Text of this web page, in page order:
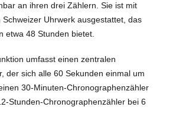
an ihren drei Zählern. Sie ist mit
Uhrwerk ausgestattet, das
etwa 48 Stunden bietet.
umfasst einen zentralen
der sich alle 60 Sekunden einmal um
30-Minuten-Chronographenzähler
Stunden-Chronographenzähler bei 6